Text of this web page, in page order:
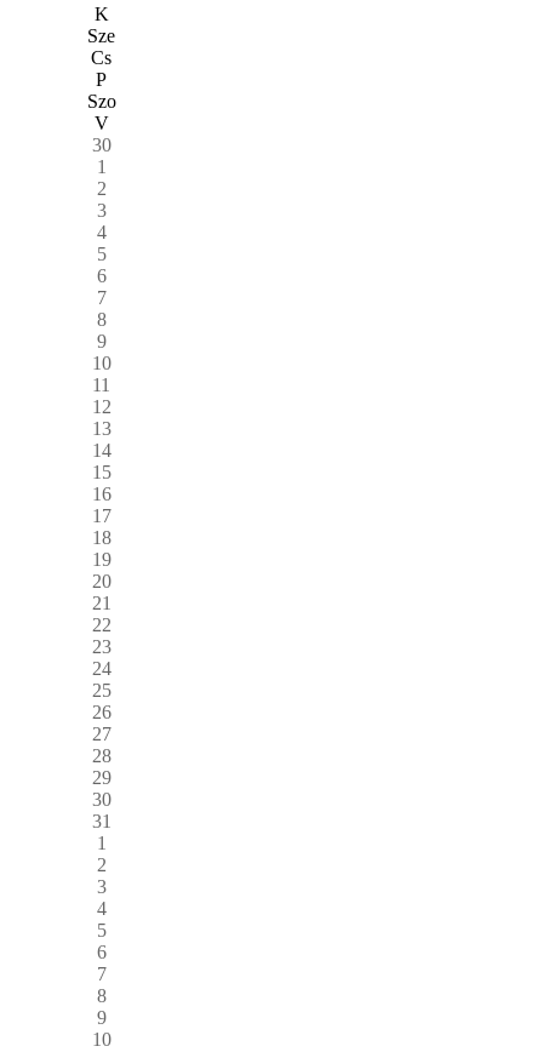
K
Sze
Cs
P
Szo
V
30
1
2
3
4
5
6
7
8
9
10
11
12
13
14
15
16
17
18
19
20
21
22
23
24
25
26
27
28
29
30
31
1
2
3
4
5
6
7
8
9
10